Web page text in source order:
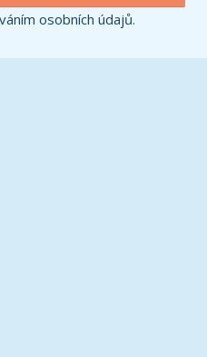
osobních údajů.